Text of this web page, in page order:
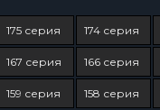
175 серия 174 серия
167 серия 166 серия
159 серия 158 серия